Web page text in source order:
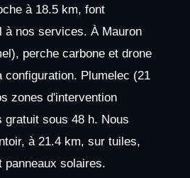
à 18.5 km, font
à nos services. À Mauron
perche carbone et drone
configuration. Plumelec (21
zones d'intervention
sous 48 h. Nous
à 21.4 km, sur tuiles,
panneaux solaires.